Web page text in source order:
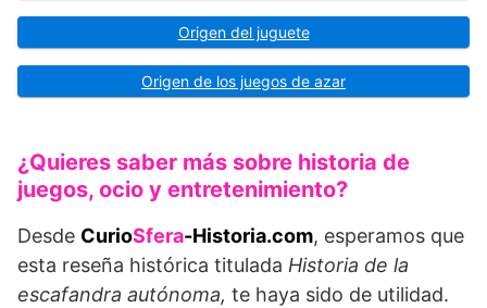
Origen del juguete
Origen de los juegos de azar
¿Quieres saber más sobre historia de
juegos, ocio y entretenimiento?
Desde CurioSfera-Historia.com, esperamos que
esta reseña histórica titulada Historia de la
escafandra autónoma, te haya sido de utilidad.